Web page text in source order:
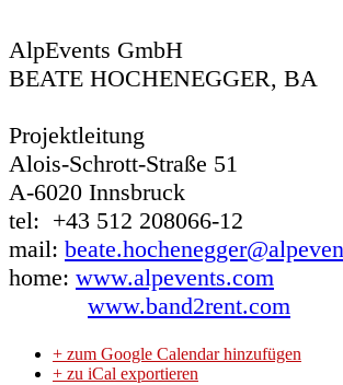
AlpEvents GmbH
BEATE
Alois-Schrott-Straße 51
A-6020 Innsbruck
tel: +43 512 208066-12
mail:
home: www.alpevents.com
www.band2rent.com
+ zum Google Calendar hinzufügen
+ zu iCal exportieren